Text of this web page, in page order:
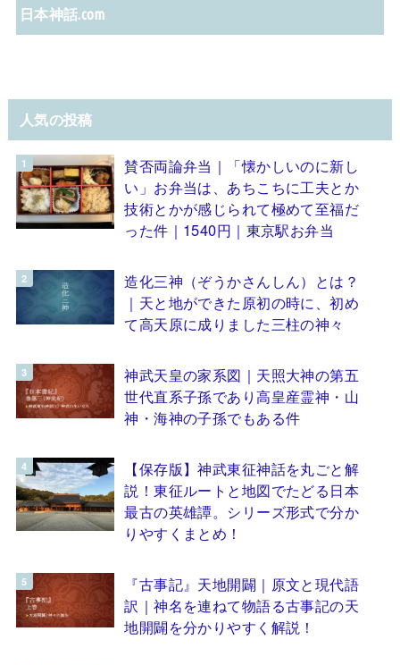
日本神話.com
人気の投稿
賛否両論弁当｜「懐かしいのに新し
い」お弁当は、あちこちに工夫とか
技術とかが感じられて極めて至福だ
った件｜1540円｜東京駅お弁当
造化三神（ぞうかさんしん）とは？
｜天と地ができた原初の時に、初め
て高天原に成りました三柱の神々
神武天皇の家系図｜天照大神の第五
世代直系子孫であり高皇産霊神・山
神・海神の子孫でもある件
【保存版】神武東征神話を丸ごと解
説！東征ルートと地図でたどる日本
最古の英雄譚。シリーズ形式で分か
りやすくまとめ！
『古事記』天地開闢｜原文と現代語
訳｜神名を連ねて物語る古事記の天
地開闢を分かりやすく解説！